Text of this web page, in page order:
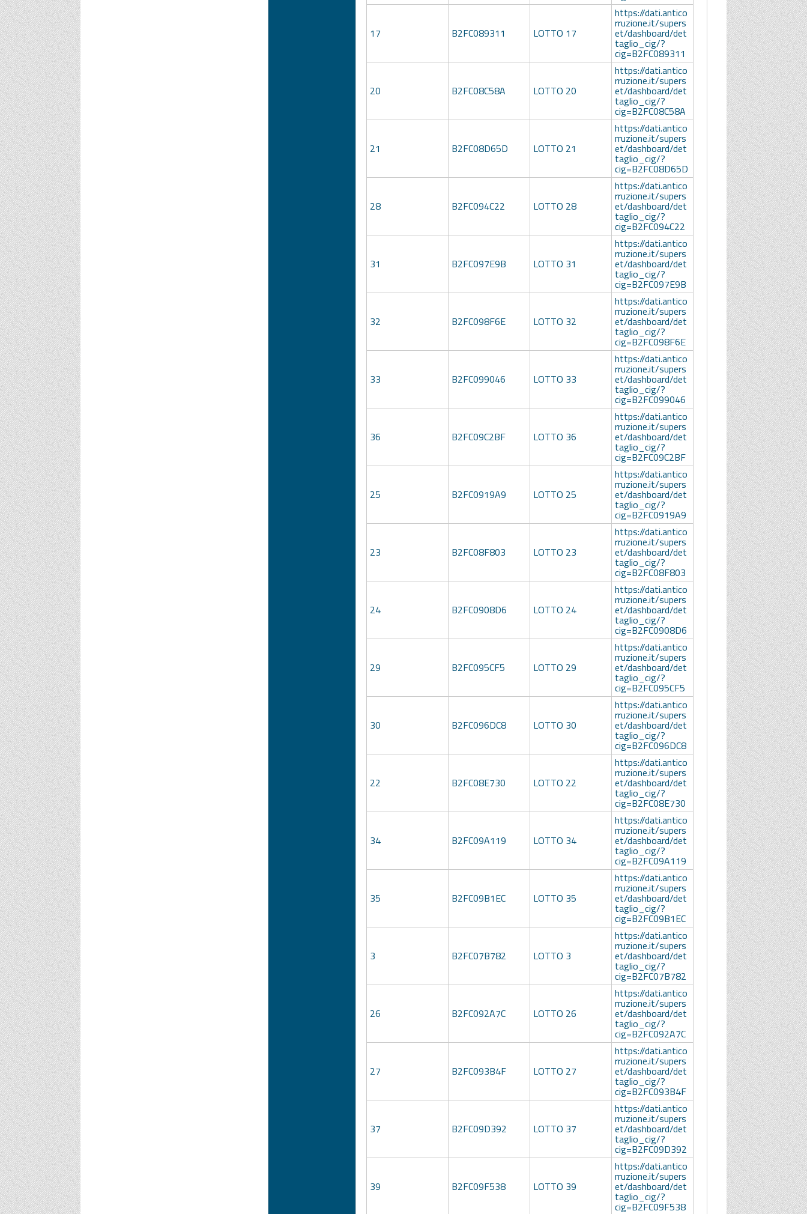
17 B2FC089311 LOTTO 17
https://dati.antico
rruzione.it/supers
et/dashboard/det
taglio_cig/?
cig=B2FC089311
20 B2FC08C58A LOTTO 20
https://dati.antico
rruzione.it/supers
et/dashboard/det
taglio_cig/?
cig=B2FC08C58A
21 B2FC08D65D LOTTO 21
https://dati.antico
rruzione.it/supers
et/dashboard/det
taglio_cig/?
cig=B2FC08D65D
28 B2FC094C22 LOTTO 28
https://dati.antico
rruzione.it/supers
et/dashboard/det
taglio_cig/?
cig=B2FC094C22
31 B2FC097E9B LOTTO 31
https://dati.antico
rruzione.it/supers
et/dashboard/det
taglio_cig/?
cig=B2FC097E9B
32 B2FC098F6E LOTTO 32
https://dati.antico
rruzione.it/supers
et/dashboard/det
taglio_cig/?
cig=B2FC098F6E
33 B2FC099046 LOTTO 33
https://dati.antico
rruzione.it/supers
et/dashboard/det
taglio_cig/?
cig=B2FC099046
36 B2FC09C2BF LOTTO 36
https://dati.antico
rruzione.it/supers
et/dashboard/det
taglio_cig/?
cig=B2FC09C2BF
25 B2FC0919A9 LOTTO 25
https://dati.antico
rruzione.it/supers
et/dashboard/det
taglio_cig/?
cig=B2FC0919A9
23 B2FC08F803 LOTTO 23
https://dati.antico
rruzione.it/supers
et/dashboard/det
taglio_cig/?
cig=B2FC08F803
24 B2FC0908D6 LOTTO 24
https://dati.antico
rruzione.it/supers
et/dashboard/det
taglio_cig/?
cig=B2FC0908D6
29 B2FC095CF5 LOTTO 29
https://dati.antico
rruzione.it/supers
et/dashboard/det
taglio_cig/?
cig=B2FC095CF5
30 B2FC096DC8 LOTTO 30
https://dati.antico
rruzione.it/supers
et/dashboard/det
taglio_cig/?
cig=B2FC096DC8
22 B2FC08E730 LOTTO 22
https://dati.antico
rruzione.it/supers
et/dashboard/det
taglio_cig/?
cig=B2FC08E730
34 B2FC09A119 LOTTO 34
https://dati.antico
rruzione.it/supers
et/dashboard/det
taglio_cig/?
cig=B2FC09A119
35 B2FC09B1EC LOTTO 35
https://dati.antico
rruzione.it/supers
et/dashboard/det
taglio_cig/?
cig=B2FC09B1EC
3 B2FC07B782 LOTTO 3
https://dati.antico
rruzione.it/supers
et/dashboard/det
taglio_cig/?
cig=B2FC07B782
26 B2FC092A7C LOTTO 26
https://dati.antico
rruzione.it/supers
et/dashboard/det
taglio_cig/?
cig=B2FC092A7C
27 B2FC093B4F LOTTO 27
https://dati.antico
rruzione.it/supers
et/dashboard/det
taglio_cig/?
cig=B2FC093B4F
37 B2FC09D392 LOTTO 37
https://dati.antico
rruzione.it/supers
et/dashboard/det
taglio_cig/?
cig=B2FC09D392
39 B2FC09F538 LOTTO 39
https://dati.antico
rruzione.it/supers
et/dashboard/det
taglio_cig/?
cig=B2FC09F538